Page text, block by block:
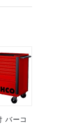
バーコ